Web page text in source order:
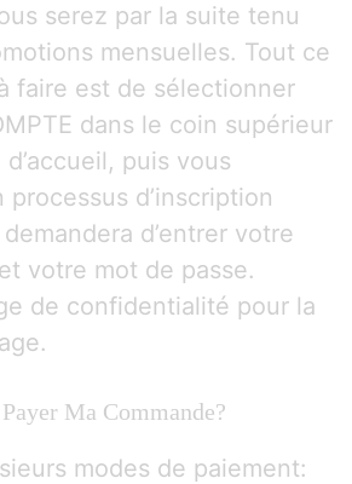
serez par la suite tenu
mensuelles. Tout ce
faire est de sélectionner
dans le coin supérieur
puis vous
processus d’inscription
d’entrer votre
votre mot de passe.
de confidentialité pour la
Ma Commande?
modes de paiement: